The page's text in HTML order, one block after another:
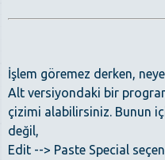
İşlem göremez derken,
Alt versiyondaki bir
çizimi alabilirsiniz. Bunun
değil,
Edit --> Paste Special